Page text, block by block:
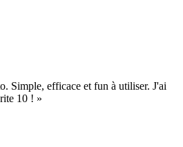
Simple, efficace et fun à utiliser. J'ai
10 ! »